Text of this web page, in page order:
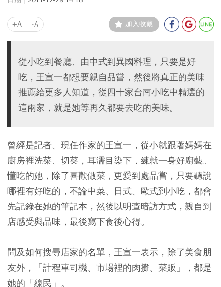
+A -A 加入收藏
從小吃到餐廳、由中式到異國料理，只要是好
吃，王宣一都想要親自品嘗，然後將真正的美味
推薦給更多人知道，從四十家台南小吃中精選的
這兩家，就是她等再久都要去吃的美味。
曾經是記者、現任作家的王宣一，從小就跟著媽媽在
廚房裡洗菜、切菜，耳濡目染下，練就一身好廚藝。
懂吃的她，除了喜歡做菜，更愛到處品嘗，只要聽說
哪裡有好吃的，不論中菜、日式、歐式到小吃，都會
先記錄在她的筆記本，然後以明查暗訪方式，親自到
店感受與品味，最後寫下食後心得。
問及如何搜尋店家的名單，王宣一表示，除了美食朋
友外，「計程車司機、市場裡的肉攤、菜販」，都是
她的「線民」。